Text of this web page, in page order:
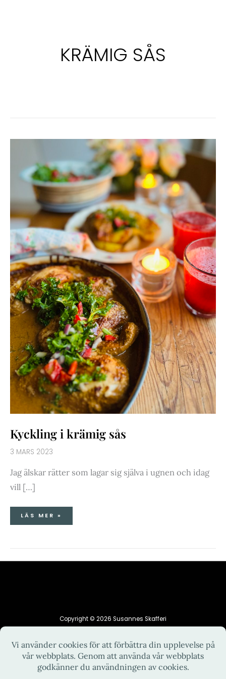
KRÄMIG SÅS
Kyckling i krämig sås
3 MARS 2023
Jag älskar rätter som lagar sig själva i ugnen och idag
vill […]
KYCKLING
LÄS MER »
Copyright © 2026 Susannes Skafferi
HEM INTEGRITETSPOLICY
KONTAKT
OM MIG
RECEPT